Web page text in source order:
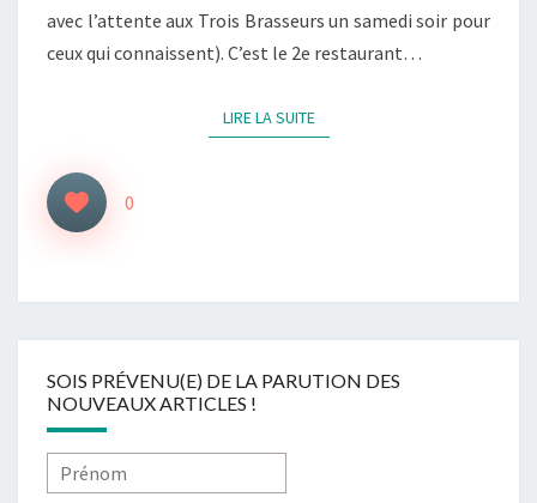
avec l’attente aux Trois Brasseurs un samedi soir pour
ceux qui connaissent). C’est le 2e restaurant…
LIRE LA SUITELIRE LA SUITE
0
SOIS PRÉVENU(E) DE LA PARUTION DES
NOUVEAUX ARTICLES !